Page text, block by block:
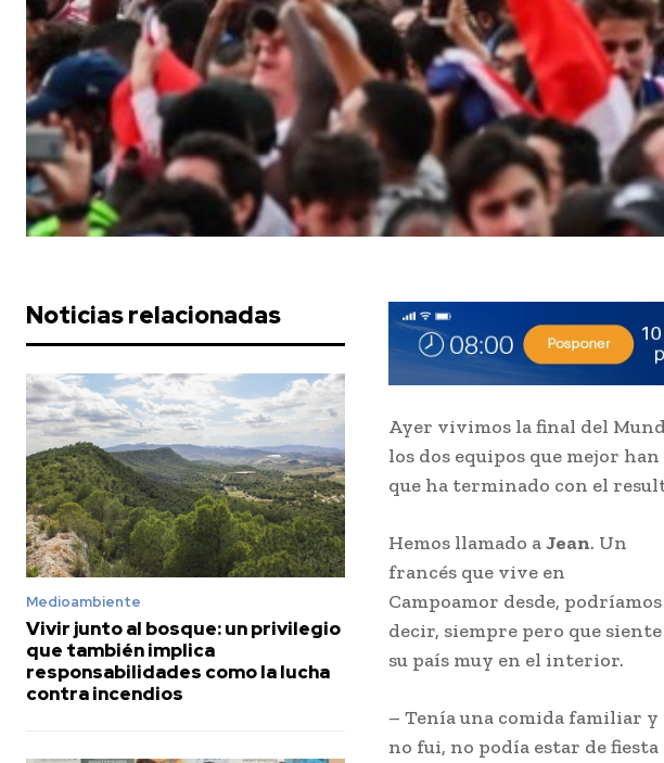
Noticias relacionadas
Medioambiente
Vivir junto al bosque: un privilegio
que también implica
responsabilidades como la lucha
contra incendios
Ayer vivimos la final del
los dos equipos que mejor
que ha terminado con el
Hemos llamado aJean. Un
francés que vive en
Campoamor desde, podríamos
decir, siempre pero que siente
su país muy en el interior.
– Tenía una comida familiar y
no fui, no podía estar de fiesta